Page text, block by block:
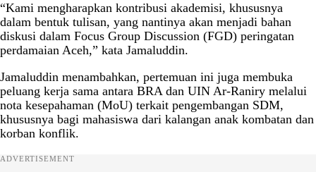
“Kami mengharapkan kontribusi akademisi, khususnya
dalam bentuk tulisan, yang nantinya akan menjadi bahan
diskusi dalam Focus Group Discussion (FGD) peringatan
perdamaian Aceh,” kata Jamaluddin.
Jamaluddin menambahkan, pertemuan ini juga membuka
peluang kerja sama antara BRA dan UIN Ar-Raniry melalui
nota kesepahaman (MoU) terkait pengembangan SDM,
khususnya bagi mahasiswa dari kalangan anak kombatan dan
korban konflik.
ADVERTISEMENT